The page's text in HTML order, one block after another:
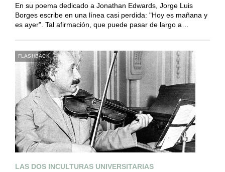
En su poema dedicado a Jonathan Edwards, Jorge Luis
Borges escribe en una línea casi perdida: "Hoy es mañana y
es ayer". Tal afirmación, que puede pasar de largo a…
FLASHBACK
LAS DOS INCULTURAS UNIVERSITARIAS